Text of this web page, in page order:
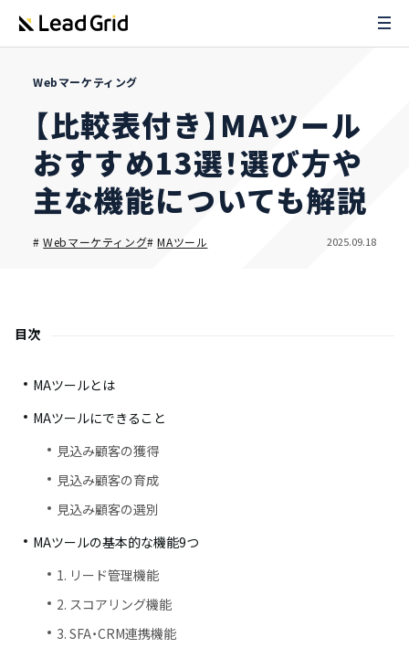
Webマーケティング
【比較表付き】MAツール
おすすめ13選！選び方や
主な機能についても解説
#Webマーケティング#MAツール 2025.09.18
目次
MAツールとは
MAツールにできること
見込み顧客の獲得
見込み顧客の育成
見込み顧客の選別
MAツールの基本的な機能9つ
1. リード管理機能
2. スコアリング機能
3. SFA・CRM連携機能